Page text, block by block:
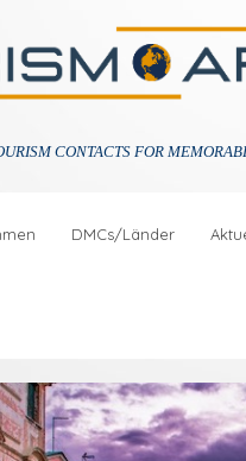
CONTACTS FOR
DMCs/Länder